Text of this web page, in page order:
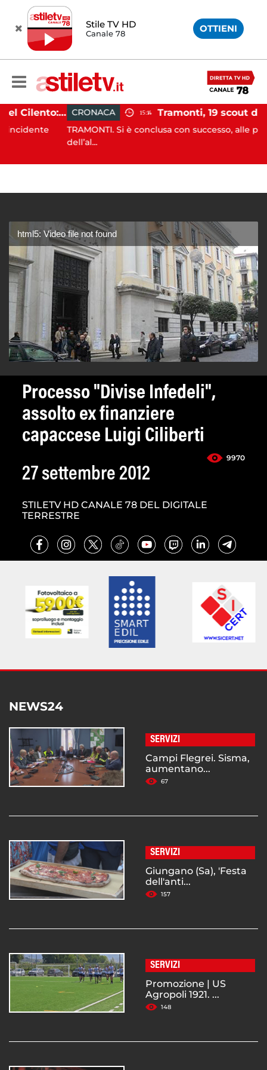
Stile TV HD
Canale 78 OTTIENI
Incidente agricolo nel Cilento: trattore si ribalta, muore 71enne CRONACA 15:14
TRAMONTI. Si è conclusa con successo, alle prime luci
dell’al...
html5: Video file not found
Processo "Divise Infedeli",
assolto ex finanziere
capaccese Luigi Ciliberti
9970
27 settembre 2012
STILETV HD CANALE 78 DEL DIGITALE
TERRESTRE
NEWS24
SERVIZI
Campi Flegrei. Sisma,
aumentano...
67
SERVIZI
Giungano (Sa), 'Festa
dell'anti...
157
SERVIZI
Promozione | US
Agropoli 1921. ...
148